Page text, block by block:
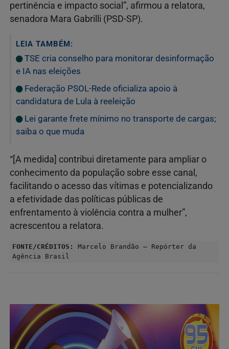
pertinência e impacto social”, afirmou a relatora,
senadora Mara Gabrilli (PSD-SP).
LEIA TAMBÉM:
TSE cria conselho para monitorar desinformação
e IA nas eleições
Federação PSOL-Rede oficializa apoio à
candidatura de Lula à reeleição
Lei garante frete mínimo no transporte de cargas;
saiba o que muda
“[A medida] contribui diretamente para ampliar o
conhecimento da população sobre esse canal,
facilitando o acesso das vítimas e potencializando
a efetividade das políticas públicas de
enfrentamento à violência contra a mulher”,
acrescentou a relatora.
FONTE/CRÉDITOS:
Marcelo Brandão – Repórter da
Agência Brasil